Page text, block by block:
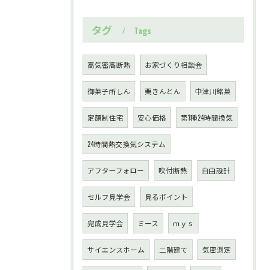
タグ Tags
高気密高断熱 お家づくり相談会
御菓子所しん 栗きんとん 中津川銘菓
定額制住宅 安心価格 第1種24時間換気
24時間熱交換気システム
アフターフォロー 吹付断熱 自由設計
セルフ見学会 見るポイント
完成見学会 ミース ｍｙｓ
サイエンスホーム 二階建て 気密測定